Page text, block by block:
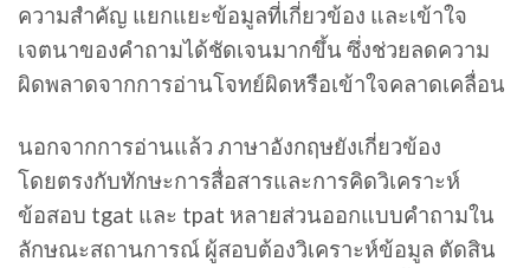
ความสำคัญ แยกแยะข้อมูลที่เกี่ยวข้อง และเข้าใจ
เจตนาของคำถามได้ชัดเจนมากขึ้น ซึ่งช่วยลดความ
ผิดพลาดจากการอ่านโจทย์ผิดหรือเข้าใจคลาดเคลื่อน
นอกจากการอ่านแล้ว ภาษาอังกฤษยังเกี่ยวข้อง
โดยตรงกับทักษะการสื่อสารและการคิดวิเคราะห์
ข้อสอบ tgat และ tpat หลายส่วนออกแบบคำถามใน
ลักษณะสถานการณ์ ผู้สอบต้องวิเคราะห์ข้อมูล ตัดสิน